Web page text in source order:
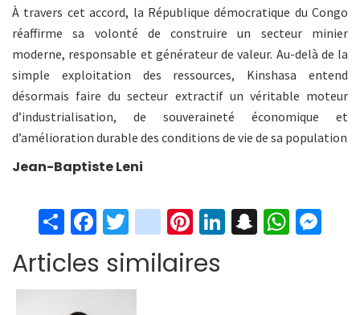
À travers cet accord, la République démocratique du Congo
réaffirme sa volonté de construire un secteur minier
moderne, responsable et générateur de valeur. Au-delà de la
simple exploitation des ressources, Kinshasa entend
désormais faire du secteur extractif un véritable moteur
d’industrialisation, de souveraineté économique et
d’amélioration durable des conditions de vie de sa population
Jean-Baptiste Leni
S
h
ar
e
Fa
ce
b
o
T
wi
tt
er
in
st
ag
Pi
er
Li S W
Articles similaires